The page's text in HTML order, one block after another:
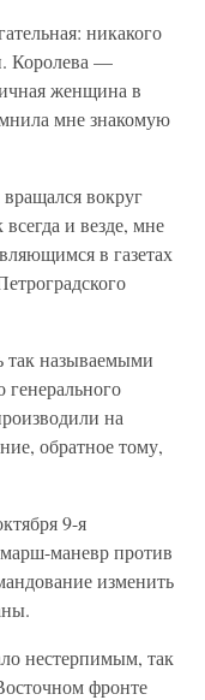
никакого
Королева —
женщина в
мне знакомую
вокруг
и везде, мне
в газетах
так называемыми
на
обратное тому,
9-я
маневр против
изменить
нестерпимым, так
фронте